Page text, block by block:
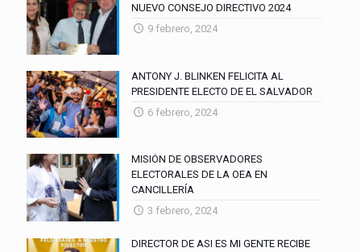
NUEVO CONSEJO DIRECTIVO 2024
9 febrero, 2024
ANTONY J. BLINKEN FELICITA AL
PRESIDENTE ELECTO DE EL SALVADOR
6 febrero, 2024
MISIÓN DE OBSERVADORES
ELECTORALES DE LA OEA EN
CANCILLERÍA
3 febrero, 2024
DIRECTOR DE ASI ES MI GENTE RECIBE